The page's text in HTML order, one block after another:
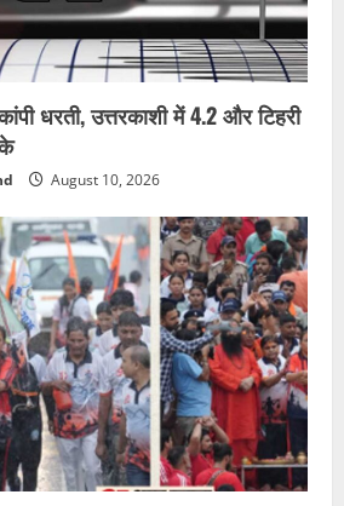
धरती, उत्तरकाशी में 4.2 और टिहरी
August 10, 2026